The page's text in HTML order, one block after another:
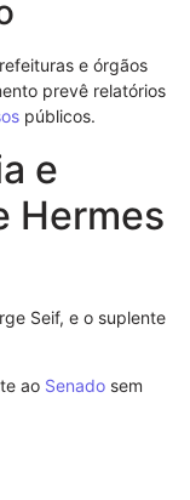
e órgãos
prevê relatórios
públicos.
e
Hermes
Seif, e o suplente
ao Senado sem